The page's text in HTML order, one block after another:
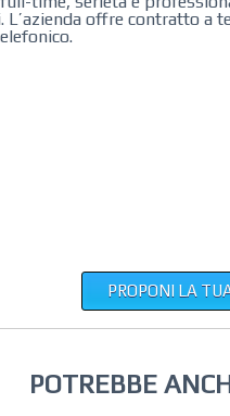
offre contratto a
PROPONI LA
POTREBBE